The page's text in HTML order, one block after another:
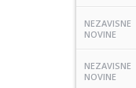
NEZAVISNE
NOVINE
NEZAVISNE
NOVINE